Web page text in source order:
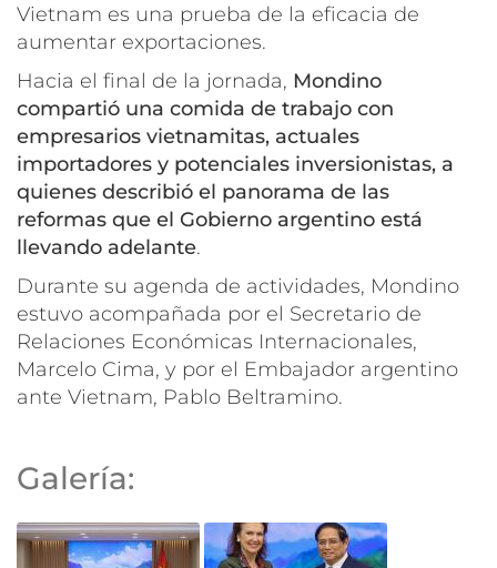
Vietnam es una prueba de la eficacia de
aumentar exportaciones.
Hacia el final de la jornada, Mondino
compartió una comida de trabajo con
empresarios vietnamitas, actuales
importadores y potenciales inversionistas, a
quienes describió el panorama de las
reformas que el Gobierno argentino está
llevando adelante.
Durante su agenda de actividades, Mondino
estuvo acompañada por el Secretario de
Relaciones Económicas Internacionales,
Marcelo Cima, y por el Embajador argentino
ante Vietnam, Pablo Beltramino.
Galería: